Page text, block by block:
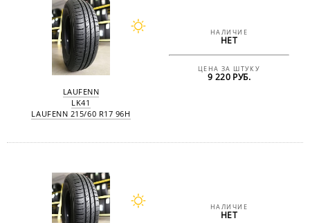
LAUFENN
LK41
LAUFENN 215/60 R17 96H
НАЛИЧИЕ
НЕТ
ЦЕНА ЗА ШТУКУ
9 220 РУБ.
НАЛИЧИЕ
НЕТ